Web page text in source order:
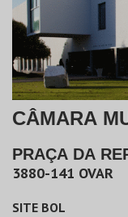
CÂMARA
PRAÇA DA
3880-141 OVAR
SITE BOL